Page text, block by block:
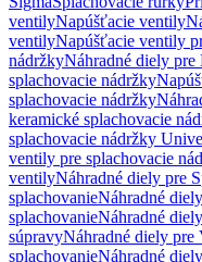
ventilyNapúšťacie ventily
ventilyNapúšťacie ventily
nádržkyNáhradné diely
splachovacie nádržky
splachovacie nádržky
keramické splachovacie
splachovacie nádržky
ventily pre splachovacie
ventilyNáhradné diely pre
splachovanieNáhradné
splachovanieNáhradné
súpravyNáhradné diely pre
splachovanieNáhradné